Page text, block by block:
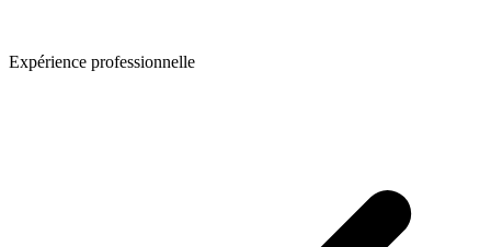
Expérience professionnelle